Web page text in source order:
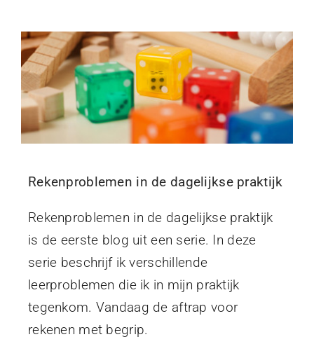
Over Annette
Blog
Contact
Rekenproblemen in de dagelijkse praktijk
Rekenproblemen in de dagelijkse praktijk
is de eerste blog uit een serie. In deze
serie beschrijf ik verschillende
leerproblemen die ik in mijn praktijk
tegenkom. Vandaag de aftrap voor
rekenen met begrip.